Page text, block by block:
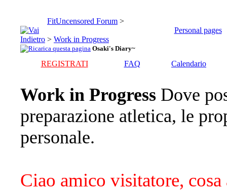
FitUncensored Forum >
Personal pages
> Work in Progress
Osaki's Diary~
REGISTRATI FAQ Calendario
Work in Progress Dove
preparazione atletica, le
personale.
Ciao amico visitatore, cosa